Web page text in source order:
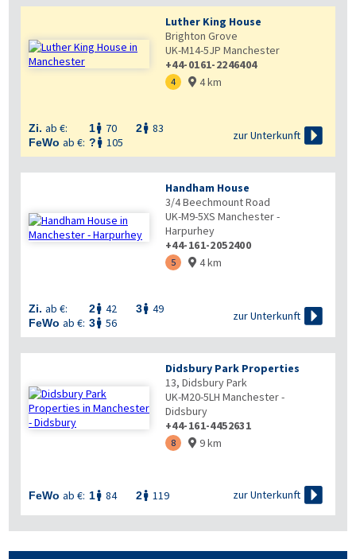
Luther King House
Brighton Grove
UK-M14-5JP Manchester
+44-0161-2246404
4  4 km
Zi. ab €: 1 70 2 83
FeWo ab €: ?  105
zur Unterkunft 
Handham House
3/4 Beechmount Road
UK-M9-5XS Manchester -
Harpurhey
+44-161-2052400
5  4 km
Zi. ab €: 2 42 3 49
FeWo ab €: 3 56
zur Unterkunft 
Didsbury Park Properties
13, Didsbury Park
UK-M20-5LH Manchester -
Didsbury
+44-161-4452631
8  9 km
FeWo ab €: 1 84 2 119 zur Unterkunft 